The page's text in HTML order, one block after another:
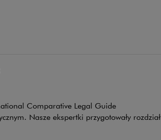
Comparative Legal Guide
Nasze ekspertki przygotowały rozdział